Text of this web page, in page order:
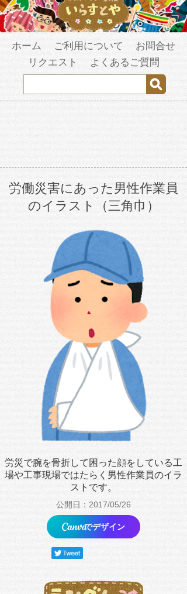
ホーム ご利用について
お問合せ
リクエスト
よくあるご質問
労働災害にあった男性作業員
のイラスト（三角巾）
労災で腕を骨折して困った顔をしている工
場や工事現場ではたらく男性作業員のイラ
ストです。
公開日：2017/05/26
でデザイン